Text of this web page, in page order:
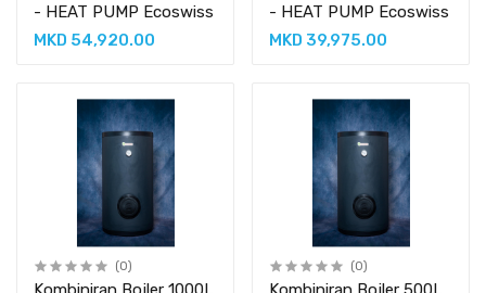
- HEAT PUMP Ecoswiss
MKD 54,920.00
- HEAT PUMP Ecoswiss
MKD 39,975.00
(0) (0)